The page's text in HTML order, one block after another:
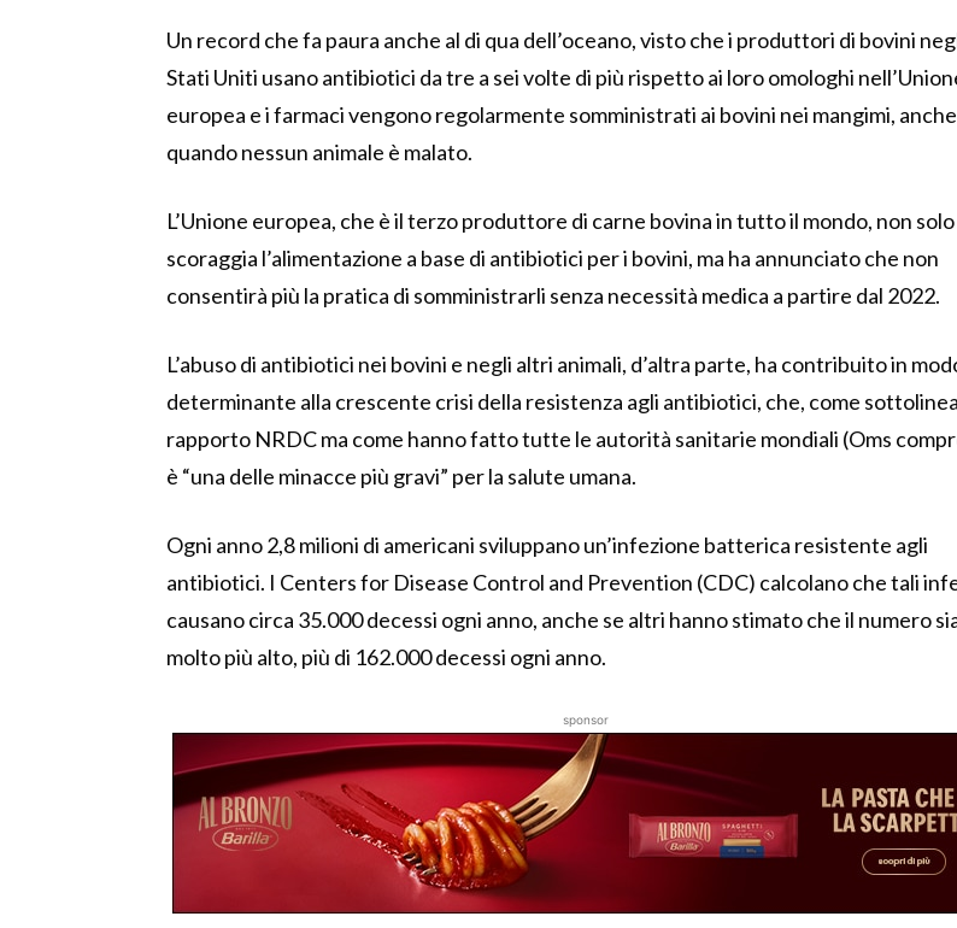
Un record che fa paura anche al di qua dell’oceano, visto che i produttori di bovini
Stati Uniti usano antibiotici da tre a sei volte di più rispetto ai loro omologhi
europea e i farmaci vengono regolarmente somministrati ai bovini nei mangimi, anche
quando nessun animale è malato.
L’Unione europea, che è il terzo produttore di carne bovina in tutto il mondo, non solo
scoraggia l’alimentazione a base di antibiotici per i bovini, ma ha annunciato che non
consentirà più la pratica di somministrarli senza necessità medica a partire dal 2022.
L’abuso di antibiotici nei bovini e negli altri animali, d’altra parte, ha contribuito in
determinante alla crescente crisi della resistenza agli antibiotici, che, come
rapporto NRDC ma come hanno fatto tutte le autorità sanitarie mondiali (Oms
è “una delle minacce più gravi” per la salute umana.
Ogni anno 2,8 milioni di americani sviluppano un’infezione batterica resistente agli
antibiotici. I Centers for Disease Control and Prevention (CDC) calcolano che tali
causano circa 35.000 decessi ogni anno, anche se altri hanno stimato che il numero
molto più alto, più di 162.000 decessi ogni anno.
sponsor